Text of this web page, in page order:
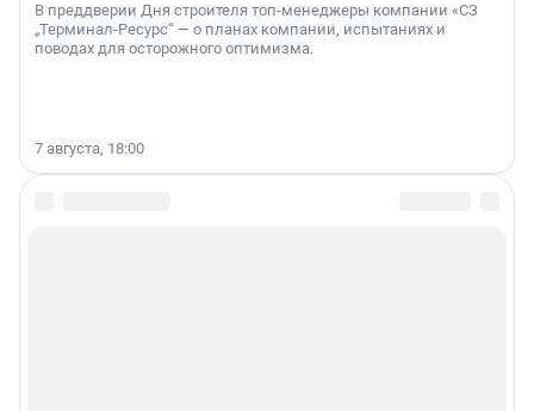
В преддверии Дня строителя топ-менеджеры компании «СЗ
„Терминал-Ресурс“ — о планах компании, испытаниях и
поводах для осторожного оптимизма.
7 августа, 18:00